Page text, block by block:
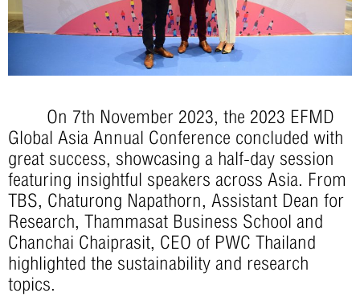
On 7th November 2023, the 2023 EFMD
Global Asia Annual Conference concluded with
great success, showcasing a half-day session
featuring insightful speakers across Asia. From
TBS, Chaturong Napathorn, Assistant Dean for
Research, Thammasat Business School and
Chanchai Chaiprasit, CEO of PWC Thailand
highlighted the sustainability and research
topics.